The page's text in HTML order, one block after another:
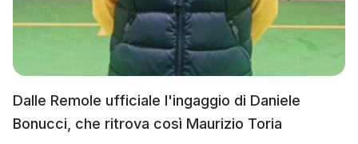
Dalle Remole ufficiale l'ingaggio di Daniele
Bonucci, che ritrova così Maurizio Toria